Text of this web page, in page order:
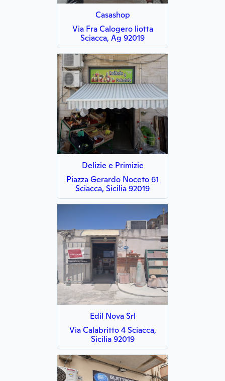
Casashop
Via Fra Calogero liotta
Sciacca, Ag 92019
Delizie e Primizie
Piazza Gerardo Noceto 61
Sciacca, Sicilia 92019
Edil Nova Srl
Via Calabritto 4 Sciacca,
Sicilia 92019